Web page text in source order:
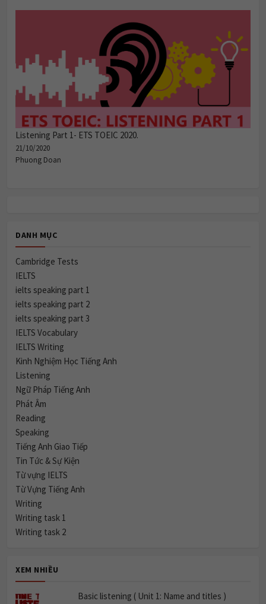
Listening Part 1- ETS TOEIC 2020.
21/10/2020
Phuong Doan
DANH MỤC
Cambridge Tests
IELTS
ielts speaking part 1
ielts speaking part 2
ielts speaking part 3
IELTS Vocabulary
IELTS Writing
Kinh Nghiệm Học Tiếng Anh
Listening
Ngữ Pháp Tiếng Anh
Phát Âm
Reading
Speaking
Tiếng Anh Giao Tiếp
Tin Tức & Sự Kiện
Từ vựng IELTS
Từ Vựng Tiếng Anh
Writing
Writing task 1
Writing task 2
XEM NHIỀU
Basic listening ( Unit 1: Name and titles )